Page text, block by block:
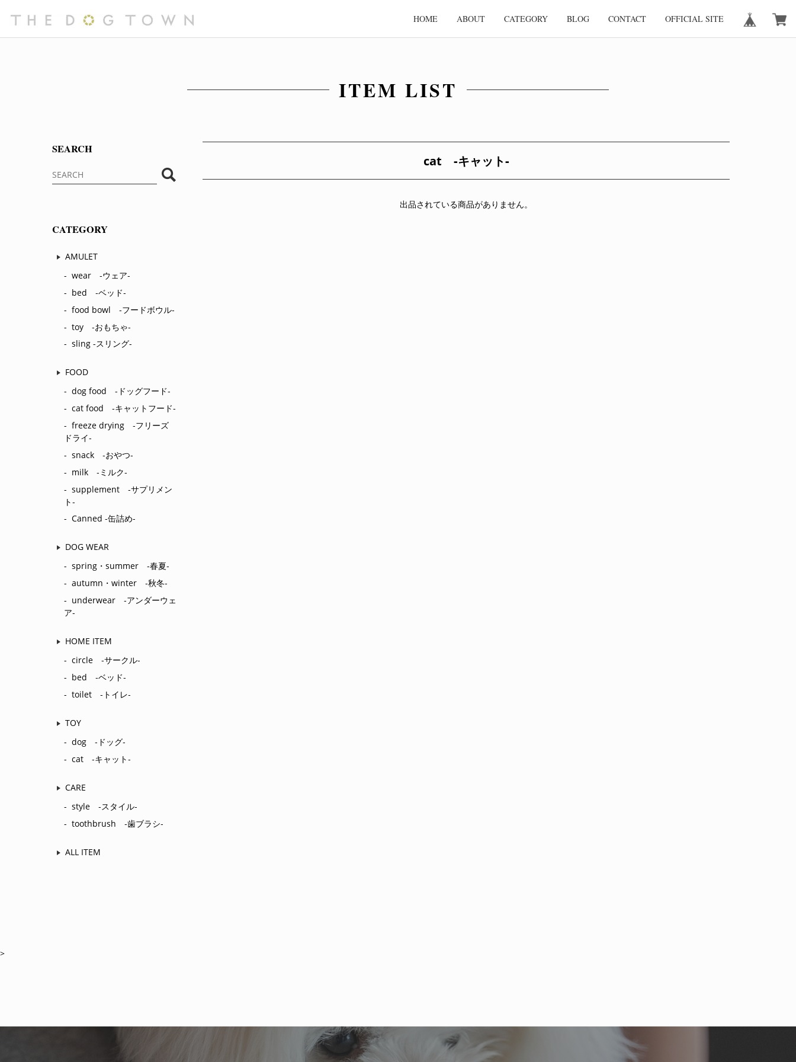
HOME ABOUT CATEGORY BLOG CONTACT OFFICIAL SITE
ITEM LIST
SEARCH
CATEGORY
AMULET
wear ‐ウェア‐
bed ‐ベッド‐
food bowl ‐フードボウル‐
toy ‐おもちゃ‐
sling -スリング-
FOOD
dog food -ドッグフード‐
cat food ‐キャットフード‐
freeze drying ‐フリーズ
ドライ‐
snack ‐おやつ‐
milk ‐ミルク‐
supplement ‐サプリメン
ト‐
Canned -缶詰め-
DOG WEAR
spring・summer ‐春夏‐
autumn・winter ‐秋冬‐
underwear ‐アンダーウェ
ア‐
HOME ITEM
circle ‐サークル‐
bed ‐ベッド‐
toilet ‐トイレ‐
TOY
dog ‐ドッグ‐
cat ‐キャット‐
CARE
style ‐スタイル‐
toothbrush ‐歯ブラシ‐
ALL ITEM
cat ‐キャット‐
出品されている商品がありません。
>